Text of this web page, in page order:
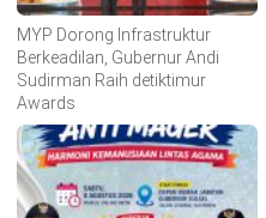
MYP Dorong Infrastruktur
Berkeadilan, Gubernur Andi
Sudirman Raih detiktimur
Awards